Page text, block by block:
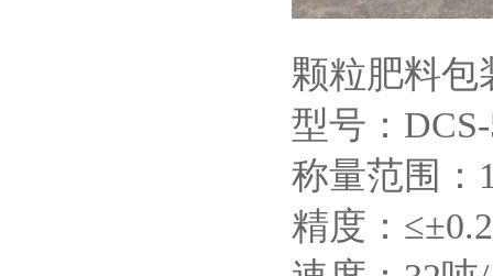
颗粒肥料包
型号：
称量范围：
精度：